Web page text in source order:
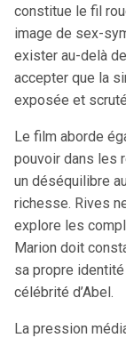
constitue le fil
image de sex-
exister au-delà
accepter que la
exposée et
Le film aborde
pouvoir dans les
un déséquilibre
richesse. Rives
explore les
Marion doit
sa propre
célébrité d’Abel.
La pression